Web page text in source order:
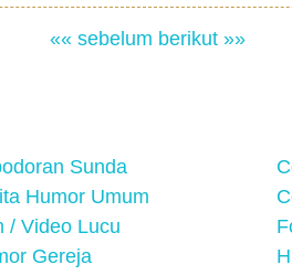
«« sebelum berikut »»
Sunda
Humor Umum
/ Video Lucu
Gereja